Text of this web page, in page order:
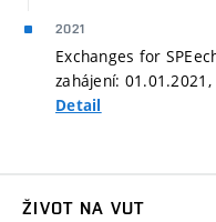
2021
Exchanges for
zahájení:
Detail
ŽIVOT NA VUT